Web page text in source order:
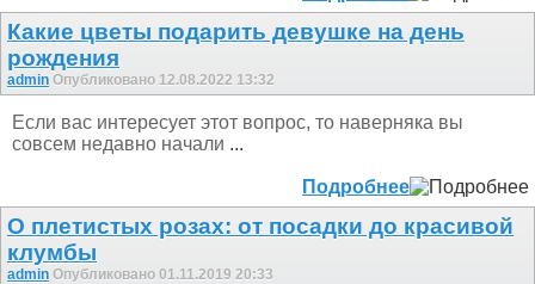
Какие цветы подарить девушке на день
рождения
admin Опубликовано 12.08.2022 13:32
Если вас интересует этот вопрос, то наверняка вы
совсем недавно начали ...
Подробнее
О плетистых розах: от посадки до красивой
клумбы
admin Опубликовано 01.11.2019 20:33